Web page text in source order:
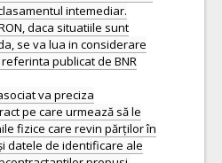
intemediar.
daca situatiile sunt
se va lua in considerare
publicat de BNR
va preciza
pe care urmează să le
fizice care revin părților în
datele de identificare ale